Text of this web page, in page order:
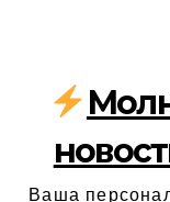
содержимому
Ваша